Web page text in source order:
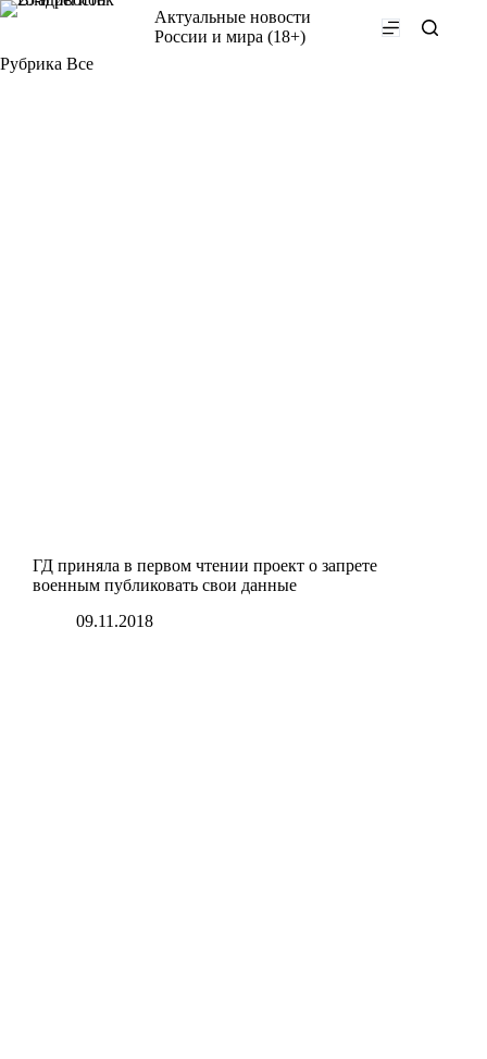
Перейти
Актуальные новости
России и мира (18+)
Рубрика Все
ГД приняла в первом чтении проект о запрете
военным публиковать свои данные
09.11.2018